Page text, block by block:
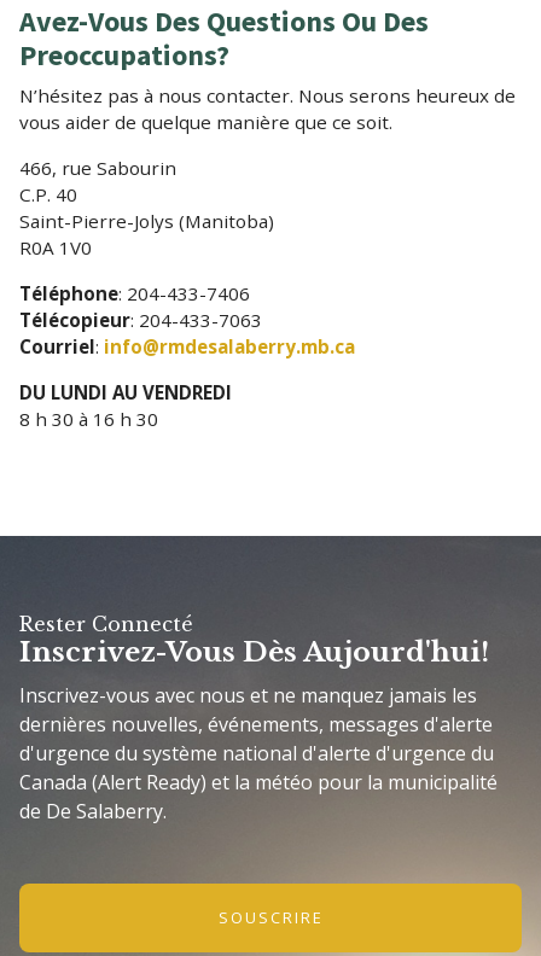
Avez-Vous Des Questions Ou Des
Preoccupations?
N’hésitez pas à nous contacter. Nous serons heureux de
vous aider de quelque manière que ce soit.
466, rue Sabourin
C.P. 40
Saint-Pierre-Jolys (Manitoba)
R0A 1V0
Téléphone: 204-433-7406
Télécopieur: 204-433-7063
Courriel: info@rmdesalaberry.mb.ca
DU LUNDI AU VENDREDI
8 h 30 à 16 h 30
Rester Connecté
Inscrivez-Vous Dès Aujourd'hui!
Inscrivez-vous avec nous et ne manquez jamais les
dernières nouvelles, événements, messages d'alerte
d'urgence du système national d'alerte d'urgence du
Canada (Alert Ready) et la météo pour la municipalité
de De Salaberry.
SOUSCRIRE